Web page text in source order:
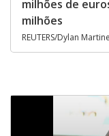
milhões de
milhões
REUTERS/Dylan